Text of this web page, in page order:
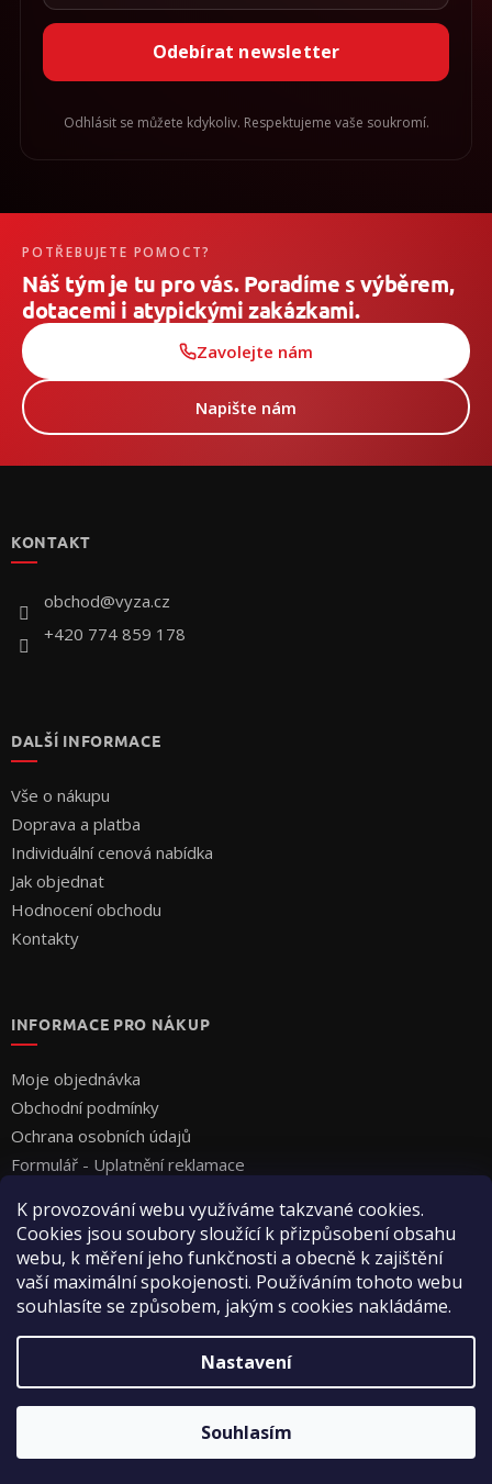
K provozování webu využíváme takzvané cookies.
Cookies jsou soubory sloužící k přizpůsobení obsahu
webu, k měření jeho funkčnosti a obecně k zajištění
vaší maximální spokojenosti. Používáním tohoto webu
souhlasíte se způsobem, jakým s cookies nakládáme.
Nastavení
Souhlasím
Odebírat newsletter
Odhlásit se můžete kdykoliv. Respektujeme vaše soukromí.
POTŘEBUJETE POMOCT?
Náš tým je tu pro vás. Poradíme s výběrem,
dotacemi i atypickými zakázkami.
Zavolejte nám
Napište nám
KONTAKT
obchod@vyza.cz
+420 774 859 178
DALŠÍ INFORMACE
Vše o nákupu
Doprava a platba
Individuální cenová nabídka
Jak objednat
Hodnocení obchodu
Kontakty
INFORMACE PRO NÁKUP
Moje objednávka
Obchodní podmínky
Ochrana osobních údajů
Formulář - Uplatnění reklamace
Vytvořil Shoptet
Copyright 2026Vyza Professional s.r.o.. Všechna práva
vyhrazena.